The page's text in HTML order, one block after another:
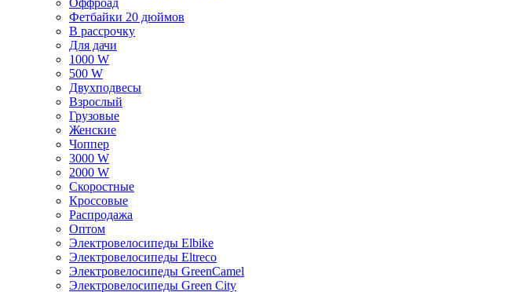
Оффроад
Фетбайки 20 дюймов
В рассрочку
Для дачи
1000 W
500 W
Двухподвесы
Взрослый
Грузовые
Женские
Чоппер
3000 W
2000 W
Скоростные
Кроссовые
Распродажа
Оптом
Электровелосипеды Elbike
Электровелосипеды Eltreco
Электровелосипеды GreenCamel
Электровелосипеды Green City